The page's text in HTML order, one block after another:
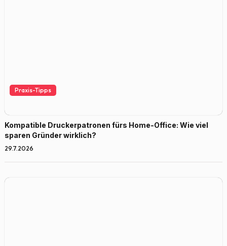
Praxis-Tipps
Kompatible Druckerpatronen fürs Home-Office: Wie viel
sparen Gründer wirklich?
29.7.2026